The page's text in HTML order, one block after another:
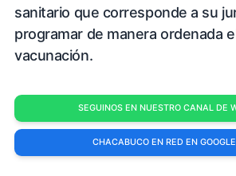
sanitario que corresponde a su
programar de manera ordenada
vacunación.
SEGUINOS EN NUESTRO CANAL DE
CHACABUCO EN RED EN